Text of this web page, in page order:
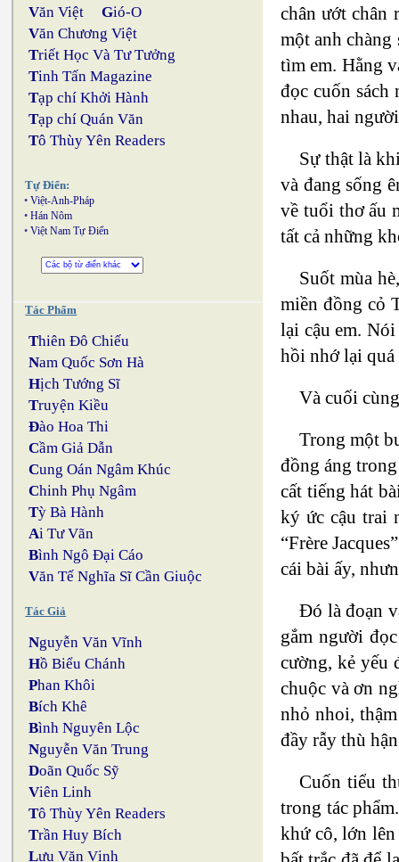
Văn Việt Gió-O
Văn Chương Việt
Triết Học Và Tư Tưởng
Tinh Tấn Magazine
Tạp chí Khởi Hành
Tạp chí Quán Văn
Tô Thùy Yên Readers
Tự Điển:
• Việt-Anh-Pháp
• Hán Nôm
• Việt Nam Tự Điển
Tác Phẩm
Thiên Đô Chiếu
Nam Quốc Sơn Hà
Hịch Tướng Sĩ
Truyện Kiều
Đào Hoa Thi
Cầm Giả Dẫn
Cung Oán Ngâm Khúc
Chinh Phụ Ngâm
Tỳ Bà Hành
Ai Tư Vãn
Bình Ngô Đại Cáo
Văn Tế Nghĩa Sĩ Cần Giuộc
Tác Giả
Nguyễn Văn Vĩnh
Hồ Biểu Chánh
Phan Khôi
Bích Khê
Bình Nguyên Lộc
Nguyễn Văn Trung
Doãn Quốc Sỹ
Viên Linh
Tô Thùy Yên Readers
Trần Huy Bích
Lưu Văn Vịnh
chân ướt chân
một anh
tìm em. Hằng
đọc cuốn
nhau, hai
Sự thật là
và đang sống
về tuổi thơ ấu
tất cả những
Suốt mùa
miền đồng cỏ
lại cậu em.
hồi nhớ lại
Và cuối
Trong một
đồng áng
cất tiếng hát
ký ức cậu trai
“Frère
cái bài ấy,
Đó là đoạn
gắm người
cường, kẻ yếu
chuộc và ơn
nhỏ nhoi,
đầy rẫy thù
Cuốn tiểu
trong tác
khứ cô, lớn